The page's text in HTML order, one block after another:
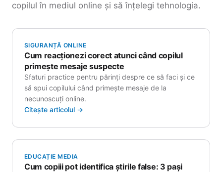
copilul în mediul online și să înțelegi tehnologia.
SIGURANȚĂ ONLINE
Cum reacționezi corect atunci când copilul
primește mesaje suspecte
Sfaturi practice pentru părinți despre ce să faci și ce
să spui copilului când primește mesaje de la
necunoscuți online.
Citește articolul →
EDUCAȚIE MEDIA
Cum copiii pot identifica știrile false: 3 pași